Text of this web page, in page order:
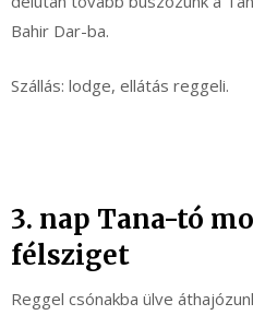
Bahir Dar-ba.
Szállás: lodge, ellátás reggeli.
3. nap Tana-tó
félsziget
Reggel csónakba ülve